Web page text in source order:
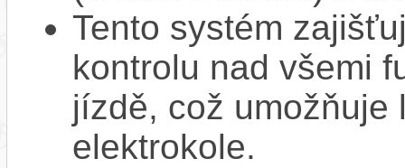
Tento systém
kontrolu nad všemi
jízdě, což
elektrokole.